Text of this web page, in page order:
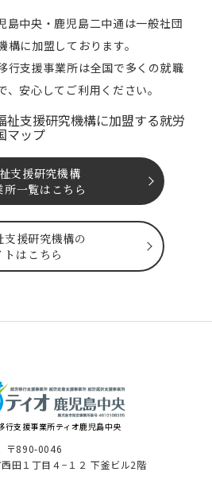
島中央・鹿児島二中通は⼀般社団
に加盟しております。
⾏⽀援事業所は全国で多くの就職
安⼼してご利⽤ください。
⽀援研究機構
所一覧はこちら
⽀援研究機構の
トはこちら
⾏⽀援事業所ティオ⿅児島中央
〒890-0046
⽥１丁⽬４−１２ 下釜ビル2階